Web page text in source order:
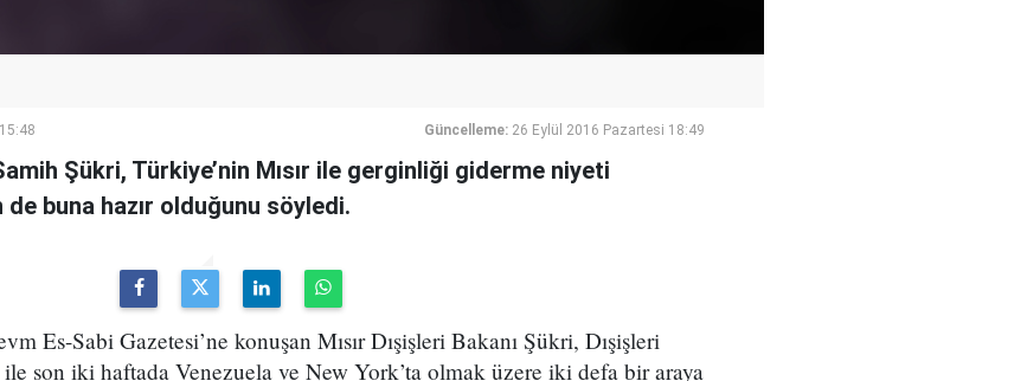
Güncelleme: 26 Eylül 2016 Pazartesi 18:49
Şükri, Türkiye’nin Mısır ile gerginliği giderme niyeti
buna hazır olduğunu söyledi.
Es-Sabi Gazetesi’ne konuşan Mısır Dışişleri Bakanı Şükri, Dışişleri
son iki haftada Venezuela ve New York’ta olmak üzere iki defa bir araya